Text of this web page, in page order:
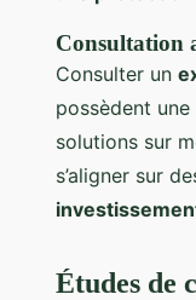
Consultation
Consulter un
possèdent
solutions sur
s’aligner sur
Études de